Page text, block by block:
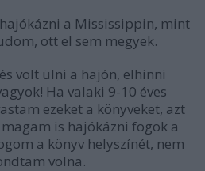
a Mississippin, mint
ott el sem megyek.
volt ülni a hajón, elhinni
Ha valaki 9-10 éves
ezeket a könyveket, azt
is hajókázni fogok a
a könyv helyszínét, nem
volna.